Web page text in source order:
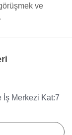
ve
İş Merkezi Kat:7